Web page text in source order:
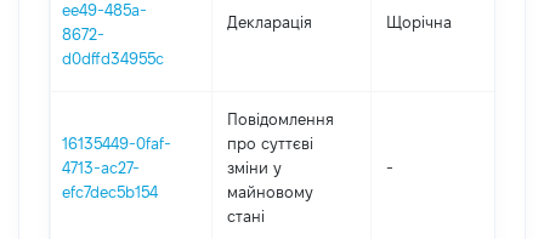
ee49-485a-
8672-
d0dffd34955c
Декларація Щорічна
16135449-0faf-
4713-ac27-
efc7dec5b154
Повідомлення
про суттєві
зміни y
майновому
стані
-